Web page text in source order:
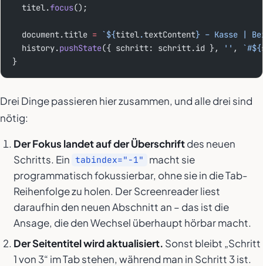
  titel.
focus();
  document.title
= `${titel .textContent} – Kasse |
  history.
pushState({ schritt: schritt.id }, '' , `#${
}
Drei Dinge passieren hier zusammen, und alle drei sind
nötig:
Der Fokus landet auf der Überschriftdes neuen
Schritts. Ein tabindex="-1"
macht sie
programmatisch fokussierbar, ohne sie in die Tab-
Reihenfolge zu holen. Der Screenreader liest
daraufhin den neuen Abschnitt an – das ist die
Ansage, die den Wechsel überhaupt hörbar macht.
Der Seitentitel wird aktualisiert. Sonst bleibt „Schritt
1 von 3“ im Tab stehen, während man in Schritt 3 ist.